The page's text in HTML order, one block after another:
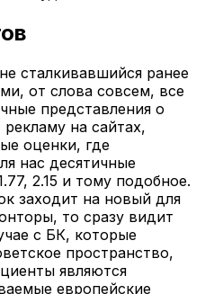
сталкивавшийся ранее
от слова совсем, все
представления о
на сайтах,
оценки, где
нас десятичные
2.15 и тому подобное.
заходит на новый для
то сразу видит
с БК, которые
пространство,
являются
европейские